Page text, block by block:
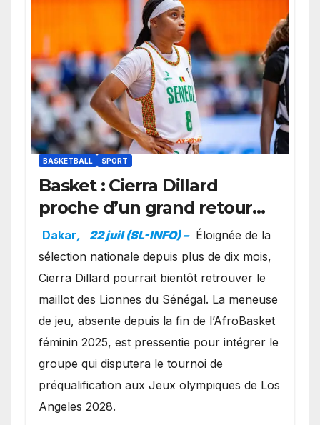
BASKETBALL SPORT
Basket : Cierra Dillard
proche d’un grand retour
avec les Lionnes ?
Dakar, 22 juil (SL-INFO) – Éloignée de la
sélection nationale depuis plus de dix mois,
Cierra Dillard pourrait bientôt retrouver le
maillot des Lionnes du Sénégal. La meneuse
de jeu, absente depuis la fin de l’AfroBasket
féminin 2025, est pressentie pour intégrer le
groupe qui disputera le tournoi de
préqualification aux Jeux olympiques de Los
Angeles 2028.